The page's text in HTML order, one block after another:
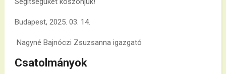
Budapest, 2025. 03. 14.
Nagyné Bajnóczi Zsuzsanna igazgató
Csatolmányok